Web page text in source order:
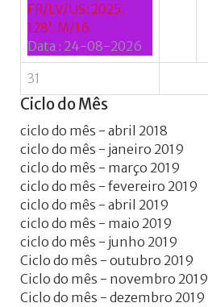
FR/LV/US: 2025.
128’. M/16
Data : 24-08-2026
31
CiclodoMês
ciclo do mês - abril 2018
ciclo do mês - janeiro 2019
ciclo do mês - março 2019
ciclo do mês - fevereiro 2019
ciclo do mês - abril 2019
ciclo do mês - maio 2019
ciclo do mês - junho 2019
Ciclo do mês - outubro 2019
Ciclo do mês - novembro 2019
Ciclo do mês - dezembro 2019